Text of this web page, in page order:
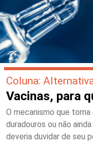
Coluna:
Vacinas, para
O mecanismo que
duradouros ou não
deveria duvidar de seu